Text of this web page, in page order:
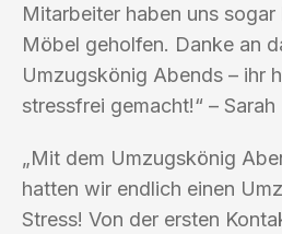
Mitarbeiter haben uns
Möbel geholfen. Danke an
Umzugskönig Abends – ihr
stressfrei gemacht!“ – Sarah
„Mit dem Umzugskönig
hatten wir endlich einen
Stress! Von der ersten